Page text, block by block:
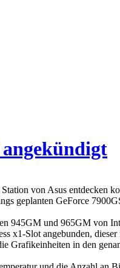
von Asus entdecken
geplanten GeForce
945GM und 965GM von
x1-Slot angebunden,
Grafikeinheiten in den